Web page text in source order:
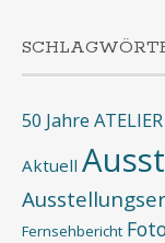
50 Jahre
Aktuell
Fernsehbericht